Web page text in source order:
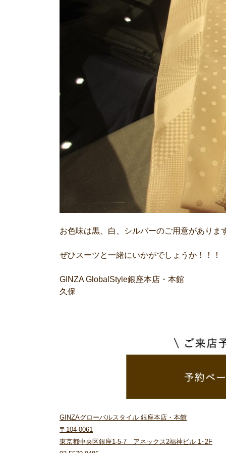
お色味は黒、白、シルバーのご用意がありま
ぜひスーツと一緒にいかがでしょうか！！！
GINZA GlobalStyle銀座本店・本館
久保
GINZAグローバルスタイル 銀座本店・本館
〒104-0061
東京都中央区銀座1-5-7 アネックス2福神ビル 1･2F